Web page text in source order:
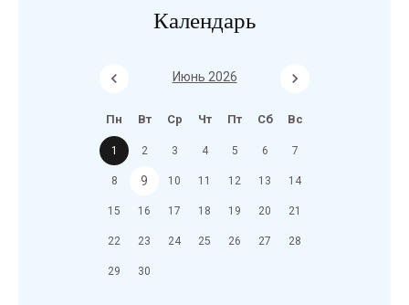
Календарь
Июнь 2026
Пн Вт Ср Чт Пт Сб Вс
1 2 3 4 5 6 7
8 9 10 11 12 13 14
15 16 17 18 19 20 21
22 23 24 25 26 27 28
29 30